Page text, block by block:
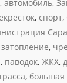
, автомобиль,
, спорт,
затопление,
, паводок, ЖКХ,
, большая